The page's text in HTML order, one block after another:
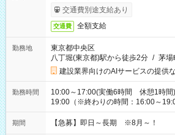
交通費別途支給あり
交通費 全額支給
勤務地
東京都中央区
八丁堀(東京都)駅から徒歩2分 / 茅場
建設業界向けのAIサービスの提供
勤務時間
10:00～17:00(実働6時間 休憩1時
19:00（※終わりの時間：16:00～
期間 【急募】即日～長期 ※8月～！